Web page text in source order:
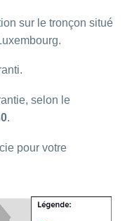
sur le tronçon situé
selon le
.
pour votre